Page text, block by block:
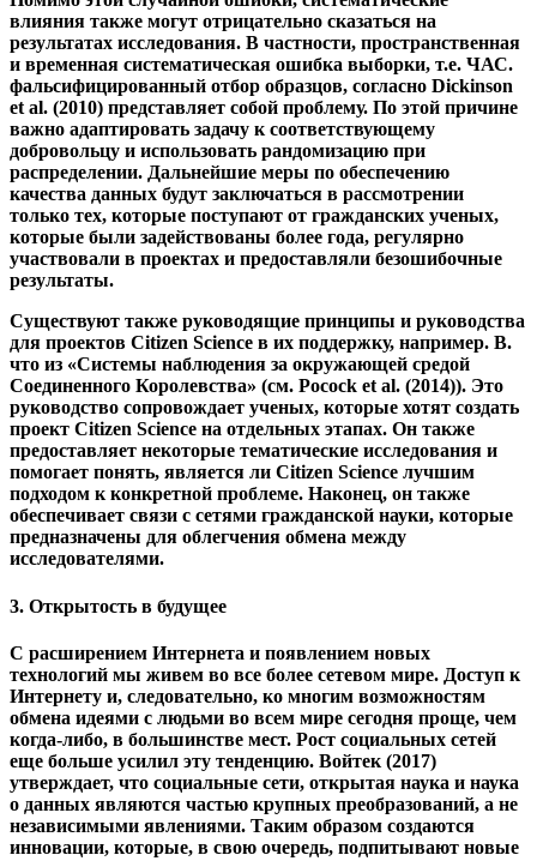
предоставляет некоторые тематические исследования и
помогает понять, является ли Citizen Science лучшим
подходом к конкретной проблеме. Наконец, он также
обеспечивает связи с сетями гражданской науки, которые
предназначены для облегчения обмена между
исследователями.
3. Открытость в будущее
С расширением Интернета и появлением новых
технологий мы живем во все более сетевом мире. Доступ к
Интернету и, следовательно, ко многим возможностям
обмена идеями с людьми во всем мире сегодня проще, чем
когда-либо, в большинстве мест. Рост социальных сетей
еще больше усилил эту тенденцию. Войтек (2017)
утверждает, что социальные сети, открытая наука и наука
о данных являются частью крупных преобразований, а не
независимыми явлениями. Таким образом создаются
инновации, которые, в свою очередь, подпитывают новые
инновации - создается положительная динамика.
Особенно во время пандемии, которая затрагивает почти
все человечество, также стали очевидны огромные
преимущества препринтов, которые ускоряют прогресс
исследований в этой области, поскольку они могут быть
рассмотрены до экспертной оценки. Во время кризиса
важно, чтобы как можно больше исследователей были в
курсе последних достижений. В основном это стало
возможным благодаря быстрой публикации препринтов. В
исследования изначально доступны публике, открытый
дискурс позволяет распознать ошибки на ранней стадии и
раньше отозвать исследования с ошибками. В конечном
итоге многие препринты позже проходят процесс
экспертной оценки и, таким образом, вносят значительный
вклад в исследования (Majumder & Mandl, 2020).
Поскольку тема Open Science очень актуальна, до сих пор
ведутся споры о различных преимуществах и недостатках.
Но наибольший риск, по мнению Шоу (2017), может быть,